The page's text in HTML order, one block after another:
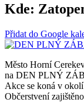
Kde:
Přidat do Google
Město Horní
na DEN PLNÝ
Akce se koná v
Občerstvení